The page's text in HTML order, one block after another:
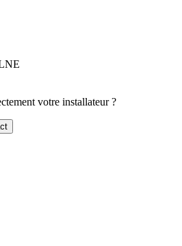
votre installateur ?